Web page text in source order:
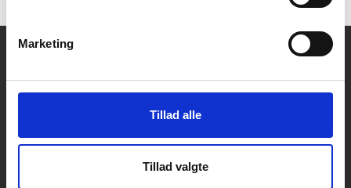
Marketing
Tillad alle
Tillad valgte
DBC DIGITAL A/S
CVR: 15149043 | EAN: 579 000 126830 5
Skriv til Forfatterweb-redaktionen